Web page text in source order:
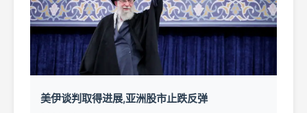
美伊谈判取得进展,亚洲股市止跌反弹